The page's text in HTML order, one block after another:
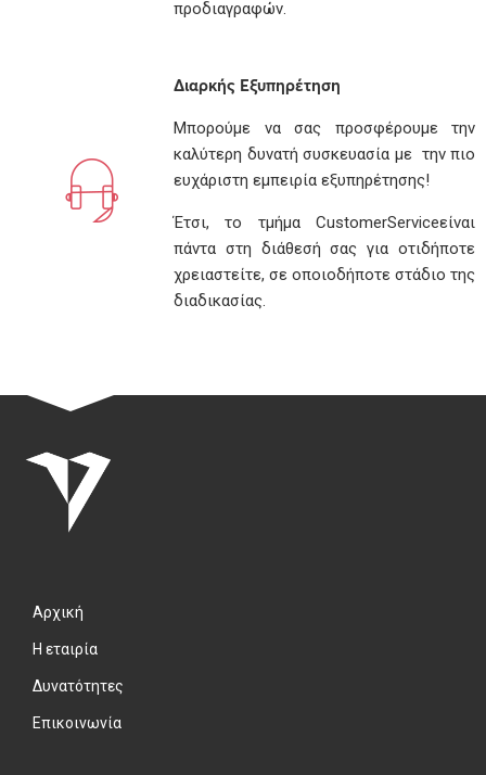
προδιαγραφών.
Διαρκής Εξυπηρέτηση
Μπορούμε να σας προσφέρουμε την
καλύτερη δυνατή συσκευασία με την πιο
ευχάριστη εμπειρία εξυπηρέτησης!
Έτσι, το τμήμα CustomerServiceείναι
πάντα στη διάθεσή σας για οτιδήποτε
χρειαστείτε, σε οποιοδήποτε στάδιο της
διαδικασίας.
Αρχική
Η εταιρία
Δυνατότητες
Επικοινωνία